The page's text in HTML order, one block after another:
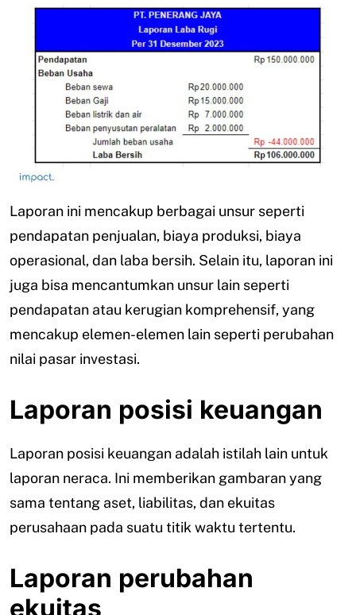
Laporan ini mencakup berbagai unsur seperti
pendapatan penjualan, biaya produksi, biaya
operasional, dan laba bersih. Selain itu, laporan ini
juga bisa mencantumkan unsur lain seperti
pendapatan atau kerugian komprehensif, yang
mencakup elemen-elemen lain seperti perubahan
nilai pasar investasi.
Laporan posisi keuangan
Laporan posisi keuangan adalah istilah lain untuk
laporan neraca. Ini memberikan gambaran yang
sama tentang aset, liabilitas, dan ekuitas
perusahaan pada suatu titik waktu tertentu.
Laporan perubahan
ekuitas